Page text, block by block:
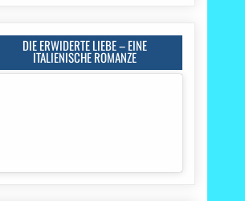
DIE ERWIDERTE LIEBE – EINE
ITALIENISCHE ROMANZE